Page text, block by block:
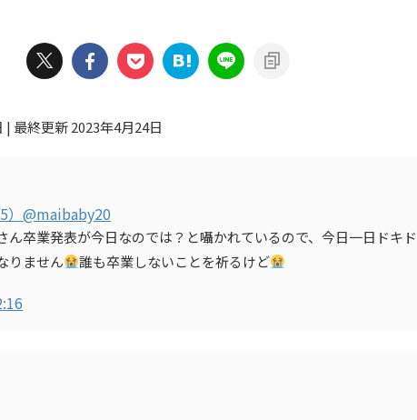
最終更新 2023年4月24日
）@maibaby20
ん卒業発表が今日なのでは？と囁かれているので、今日一日ドキド
りません
誰も卒業しないことを祈るけど